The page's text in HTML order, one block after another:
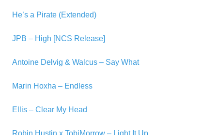
He’s a Pirate (Extended)
JPB – High [NCS Release]
Antoine Delvig & Walcus – Say What
Marin Hoxha – Endless
Ellis – Clear My Head